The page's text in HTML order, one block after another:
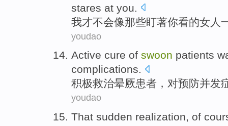
stares at you.
我才不会像那些盯著你看的女人
youdao
Active cure of swoon patients
complications.
积极救治晕厥患者 ， 对预防并发
youdao
That sudden realization, of